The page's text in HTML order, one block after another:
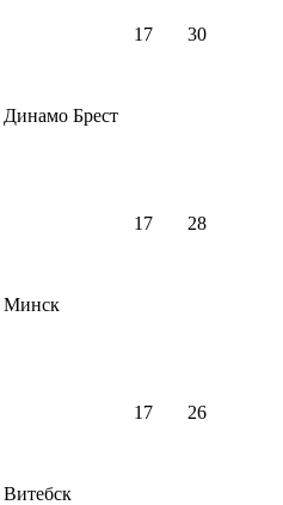
Динамо Брест
17 30
Минск
17 28
Витебск
17 26